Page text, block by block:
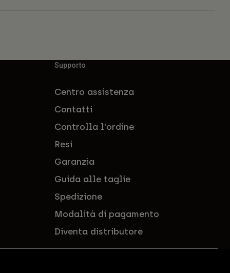
Supporto
Centro assistenza
Contatti
Controlla l'ordine
Resi
Garanzia
Guida alle taglie
Spedizione
Modalità di pagamento
Diventa distributore